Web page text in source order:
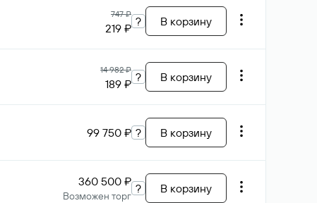
747 ₽
219 ₽ ? В корзину
14 982 ₽
189 ₽ ? В корзину
99 750 ₽ ? В корзину
360 500 ₽
Возможен торг
? В корзину